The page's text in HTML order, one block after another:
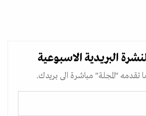
البريدية الاسبوعية
"المجلة" مباشرة الى بريدك.